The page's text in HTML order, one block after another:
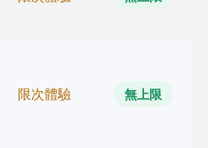
限次體驗 無上限